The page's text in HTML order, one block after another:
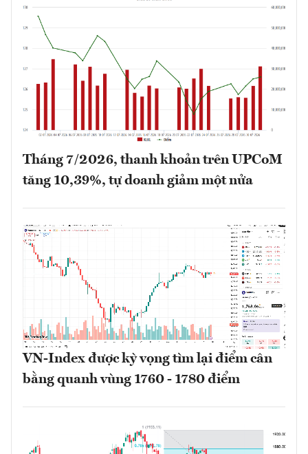
Tháng 7/2026, thanh khoản trên UPCoM
tăng 10,39%, tự doanh giảm một nửa
VN-Index được kỳ vọng tìm lại điểm cân
bằng quanh vùng 1760 - 1780 điểm